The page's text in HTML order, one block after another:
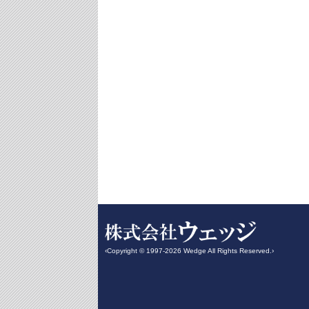
‹Copyright © 1997-2026 Wedge All Rights Reserved.›